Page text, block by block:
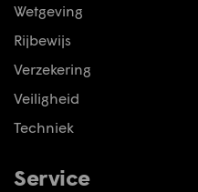
Wetgeving
Rijbewijs
Verzekering
Veiligheid
Techniek
Service